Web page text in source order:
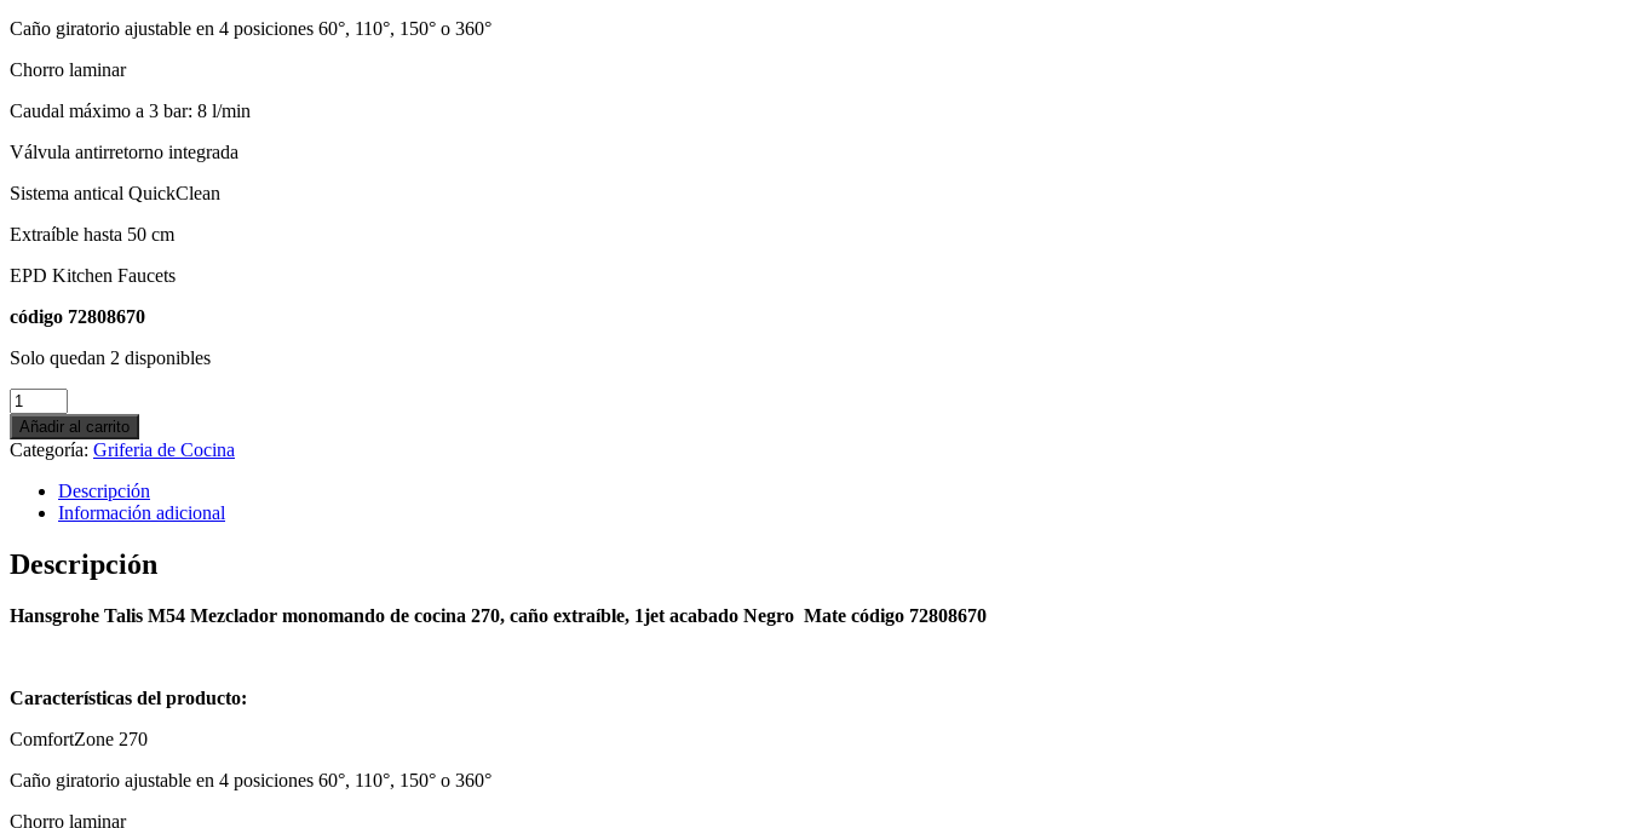
Caño giratorio ajustable en 4 posiciones 60°, 110°, 150° o 360°
Chorro laminar
Caudal máximo a 3 bar: 8 l/min
Válvula antirretorno integrada
Sistema antical QuickClean
Extraíble hasta 50 cm
EPD Kitchen Faucets
código 72808670
Solo quedan 2 disponibles
Hansgrohe
Talis
M54
Mezclador
monomando
270,
caño
1jet
código
cantidad
Añadir al carrito
Categoría: Griferia de Cocina
Descripción
Información adicional
Descripción
Hansgrohe Talis M54 Mezclador monomando de cocina 270, caño extraíble, 1jet acabado Negro Mate código 72808670
Características del producto:
ComfortZone 270
Caño giratorio ajustable en 4 posiciones 60°, 110°, 150° o 360°
Chorro laminar